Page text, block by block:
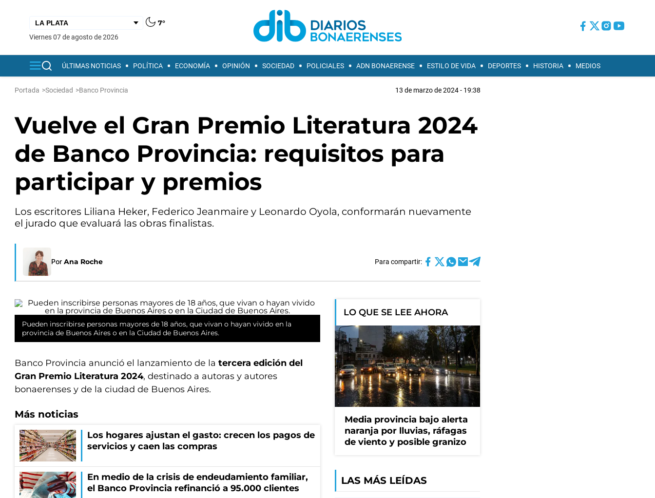
7°
viernes 07 de agosto de 2026
ÚLTIMAS NOTICIAS POLÍTICA ECONOMÍA OPINIÓN SOCIEDAD POLICIALES ADN BONAERENSE ESTILO DE VIDA DEPORTES HISTORIA MEDIOS
Portada >Sociedad >Banco Provincia 13 de marzo de 2024 - 19:38
Vuelve el Gran Premio Literatura 2024
de Banco Provincia: requisitos para
participar y premios
Los escritores Liliana Heker, Federico Jeanmaire y Leonardo Oyola, conformarán nuevamente
el jurado que evaluará las obras finalistas.
Por Ana Roche Para compartir:
Pueden inscribirse personas mayores de 18 años, que vivan o hayan vivido en la
provincia de Buenos Aires o en la Ciudad de Buenos Aires.
Banco Provincia anunció el lanzamiento de la tercera edición del
Gran Premio Literatura 2024, destinado a autoras y autores
bonaerenses y de la ciudad de Buenos Aires.
Más noticias
Los hogares ajustan el gasto: crecen los pagos de
servicios y caen las compras
En medio de la crisis de endeudamiento familiar,
el Banco Provincia refinanció a 95.000 clientes
LO QUE SE LEE AHORA
Media provincia bajo alerta
naranja por lluvias, ráfagas
de viento y posible granizo
LAS MÁS LEÍDAS